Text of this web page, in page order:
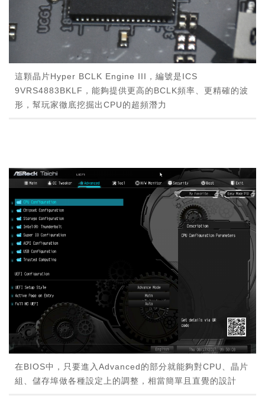
這顆晶片Hyper BCLK Engine III，編號是ICS
9VRS4883BKLF，能夠提供更高的BCLK頻率、更精確的波
形，幫玩家徹底挖掘出CPU的超頻潛力
在BIOS中，只要進入Advanced的部分就能夠對CPU、晶片
組、儲存埠做各種設定上的調整，相當簡單且直覺的設計